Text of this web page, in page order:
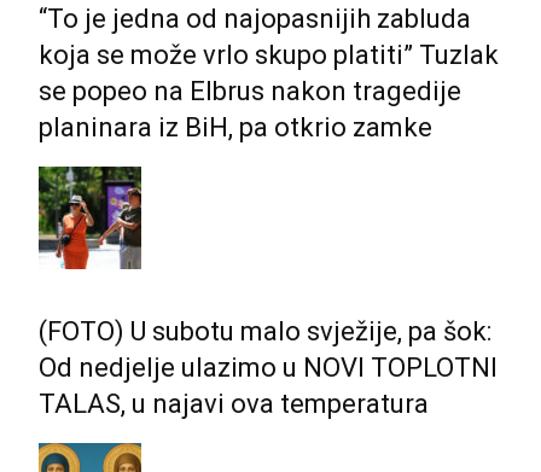
“To je jedna od najopasnijih zabluda
koja se može vrlo skupo platiti” Tuzlak
se popeo na Elbrus nakon tragedije
planinara iz BiH, pa otkrio zamke
(FOTO) U subotu malo svježije, pa šok:
Od nedjelje ulazimo u NOVI TOPLOTNI
TALAS, u najavi ova temperatura